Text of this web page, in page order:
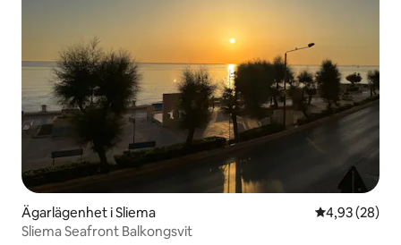
Ägarlägenhet i Sliema 4,93 av 5 i
4,93 (28)
Sliema Seafront Balkongsvit